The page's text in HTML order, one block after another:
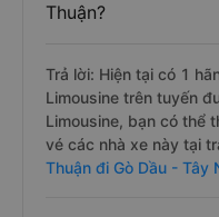
Thuận?
Trả lời: Hiện tại có 1
Limousine trên tuyến
Limousine, bạn có thể
vé các nhà xe này tại
Thuận đi Gò Dầu - Tây